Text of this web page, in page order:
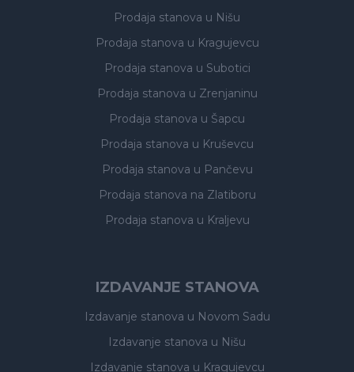
Prodaja stanova u Nišu
Prodaja stanova u Kragujevcu
Prodaja stanova u Subotici
Prodaja stanova u Zrenjaninu
Prodaja stanova u Šapcu
Prodaja stanova u Kruševcu
Prodaja stanova u Pančevu
Prodaja stanova na Zlatiboru
Prodaja stanova u Kraljevu
IZDAVANJE STANOVA
Izdavanje stanova u Novom Sadu
Izdavanje stanova u Nišu
Izdavanje stanova u Kragujevcu